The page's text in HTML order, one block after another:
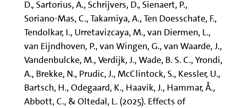
D., Sartorius, A., Schrijvers, D., Sienaert, P.,
Soriano-Mas, C., Takamiya, A., Ten Doesschate, F.,
Tendolkar, I., Urretavizcaya, M., van Diermen, L.,
van Eijndhoven, P., van Wingen, G., van Waarde, J.,
Vandenbulcke, M., Verdijk, J., Wade, B. S. C., Yrondi,
A., Brekke, N., Prudic, J., McClintock, S., Kessler, U.,
Bartsch, H., Odegaard, K., Haavik, J., Hammar, Å.,
Abbott, C., & Oltedal, L. (2025). Effects of